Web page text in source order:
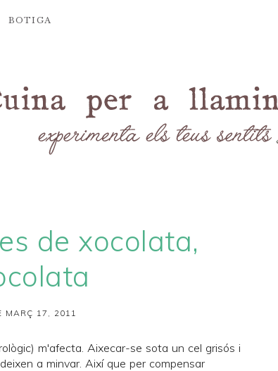
BOTIGA
de xocolata,
MARÇ 17, 2011
m'afecta. Aixecar-se sota un cel grisós i
a minvar. Així que per compensar